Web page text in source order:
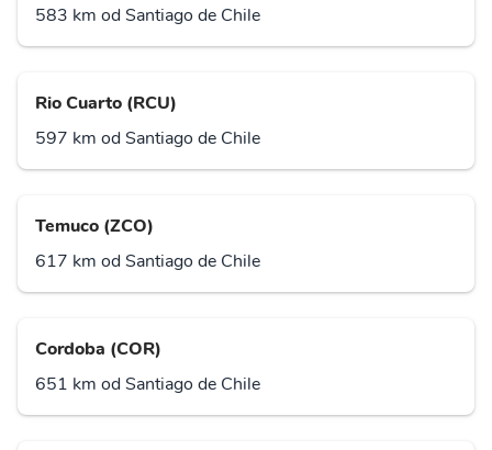
583 km od Santiago de Chile
Rio Cuarto (RCU)
597 km od Santiago de Chile
Temuco (ZCO)
617 km od Santiago de Chile
Cordoba (COR)
651 km od Santiago de Chile